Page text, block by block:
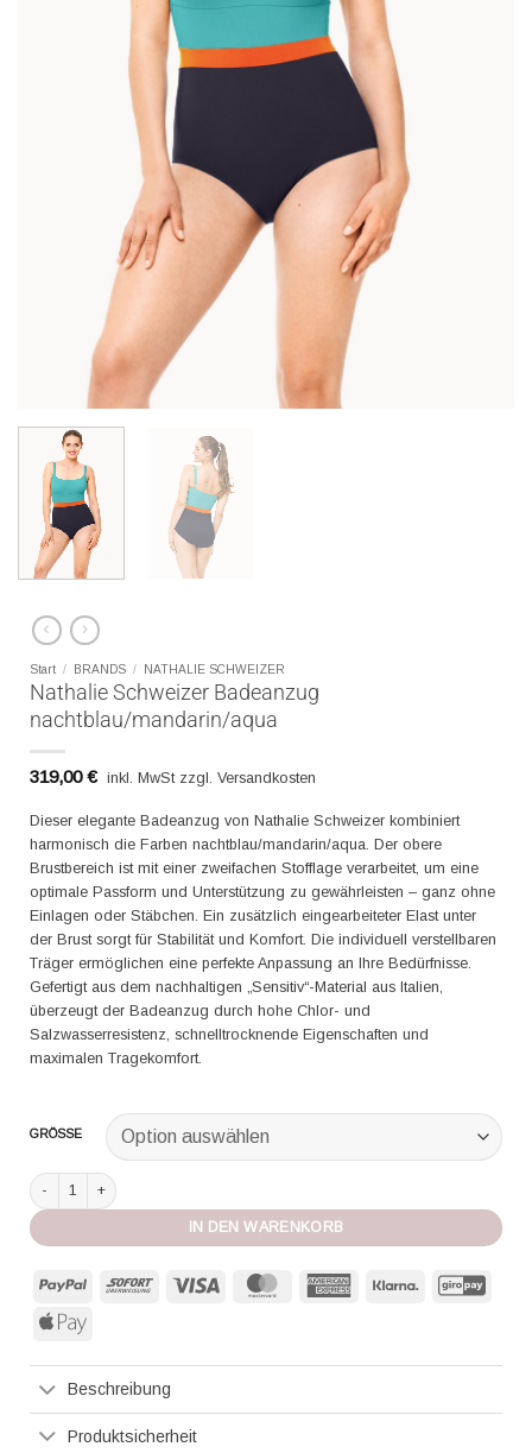
Start / BRANDS / NATHALIE SCHWEIZER
Nathalie Schweizer Badeanzug
nachtblau/mandarin/aqua
319,00€ inkl. MwSt zzgl. Versandkosten
Dieser elegante Badeanzug von Nathalie Schweizer kombiniert
harmonisch die Farben nachtblau/mandarin/aqua. Der obere
Brustbereich ist mit einer zweifachen Stofflage verarbeitet, um eine
optimale Passform und Unterstützung zu gewährleisten – ganz ohne
Einlagen oder Stäbchen. Ein zusätzlich eingearbeiteter Elast unter
der Brust sorgt für Stabilität und Komfort. Die individuell verstellbaren
Träger ermöglichen eine perfekte Anpassung an Ihre Bedürfnisse.
Gefertigt aus dem nachhaltigen „Sensitiv“-Material aus Italien,
überzeugt der Badeanzug durch hohe Chlor- und
Salzwasserresistenz, schnelltrocknende Eigenschaften und
maximalen Tragekomfort.
GRÖSSE
Nathalie Schweizer Badeanzug nachtblau/mandarin/aqua Menge
IN DEN WARENKORB
PayPal Sofort MasterCard American
Klarna
Apple
Beschreibung
Produktsicherheit